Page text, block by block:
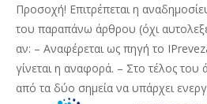
Προσοχή! Επιτρέπεται η
του παραπάνω άρθρου (όχι
αν: – Αναφέρεται ως πηγή το
γίνεται η αναφορά. – Στο τέλος
από τα δύο σημεία να υπάρχει